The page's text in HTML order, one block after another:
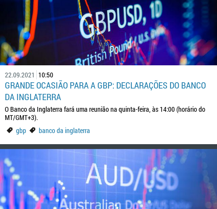
22.09.2021 10:50
GRANDE OCASIÃO PARA A GBP: DECLARAÇÕES DO BANCO
DA INGLATERRA
O Banco da Inglaterra fará uma reunião na quinta-feira, às 14:00 (horário do
MT/GMT+3).
gbp
banco da inglaterra